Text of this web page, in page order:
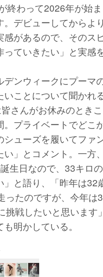
終わって2026年が始
。デビューしてからよ
感があるので、そのス
ていきたい」と実感
ンウィークにプーマ
いことについて聞かれ
さんがお休みのとき
。プライベートでどこ
シューズを履いてファ
い」とコメント。一方
誕生日なので、33キロ
」と語り、「昨年は32
ったのですが、今年は
挑戦したいと思います
明かしている。